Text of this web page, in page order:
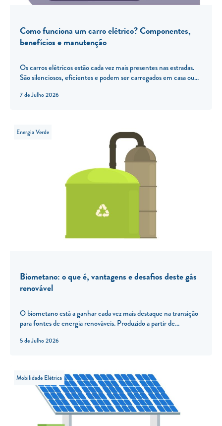
7 de Julho 2026
Como funciona um carro elétrico? Componentes,
benefícios e manutenção
Os carros elétricos estão cada vez mais presentes nas estradas.
São silenciosos, eficientes e podem ser carregados em casa ou...
5 de Julho 2026
Energia Verde
Biometano: o que é, vantagens e desafios deste gás
renovável
O biometano está a ganhar cada vez mais destaque na transição
para fontes de energia renováveis. Produzido a partir de...
Mobilidade Elétrica